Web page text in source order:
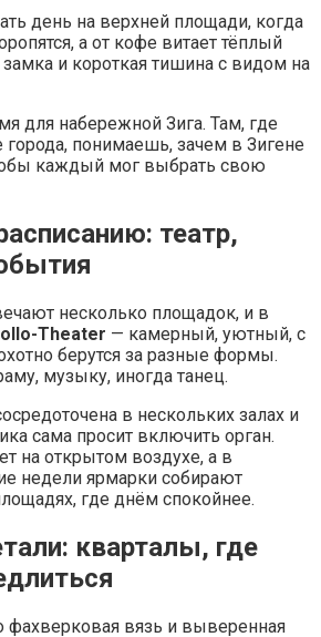
день на верхней площади, когда
а от кофе витает тёплый
и короткая тишина с видом на
для набережной Зига. Там, где
понимаешь, зачем в Зигене
каждый мог выбрать свою
театр,
несколько площадок, и в
Theater — камерный, уютный, с
берутся за разные формы.
музыку, иногда танец.
в нескольких залах и
сама просит включить орган.
на открытом воздухе, а в
недели ярмарки собирают
где днём спокойнее.
кварталы, где
фахверковая вязь и выверенная